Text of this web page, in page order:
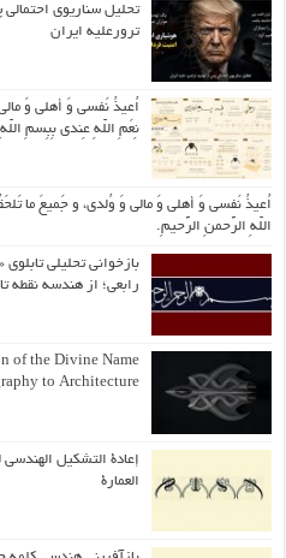
تحلیل سناریوی
ترورعلیه ایران
اُعیذُ نَفسی وَ أهلی وَ
نِعَمِ اللّهِ عِندی بِبِسمِ
اُعیذُ نَفسی وَ أهلی وَ مالی وَ وُلدی، و جَمیعَ ما
اللّهِ الرَّحمنِ الرَّحیمِ.
بازخوانی تحلیلی
رابعی؛ از هندسه نقطه
of the Divine Name
to Architecture
إعادة التشكيل الهندسي
العمارة